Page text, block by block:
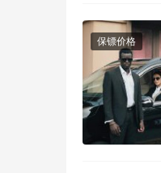
保镖价格